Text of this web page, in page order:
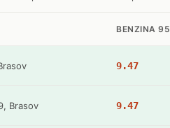
BENZINA 95
9.47
Brasov 9.47